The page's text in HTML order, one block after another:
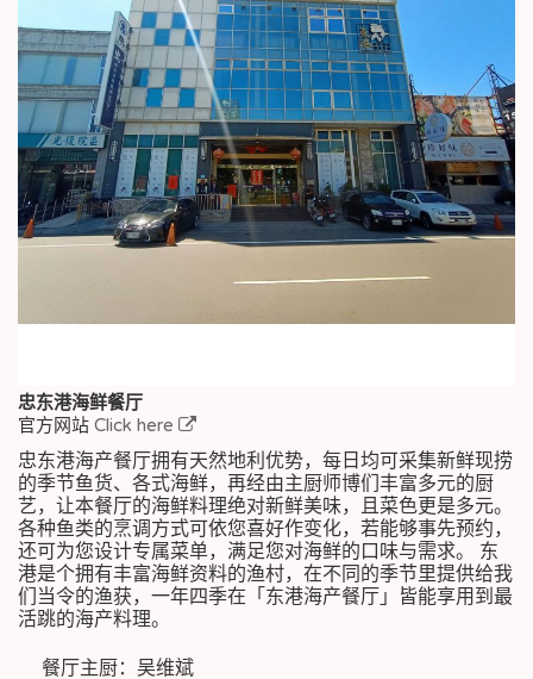
忠东港海鲜餐厅
官方网站 Click here
忠东港海产餐厅拥有天然地利优势，每日均可采集新鲜现捞
的季节鱼货、各式海鲜，再经由主厨师博们丰富多元的厨
艺，让本餐厅的海鲜料理绝对新鲜美味，且菜色更是多元。
各种鱼类的烹调方式可依您喜好作变化，若能够事先预约，
还可为您设计专属菜单，满足您对海鲜的口味与需求。 东
港是个拥有丰富海鲜资料的渔村，在不同的季节里提供给我
们当令的渔获，一年四季在「东港海产餐厅」皆能享用到最
活跳的海产料理。
餐厅主厨：吴维斌